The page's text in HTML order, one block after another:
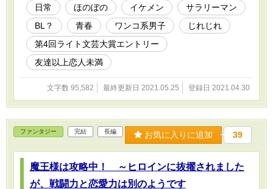
なふたりが紡ぐちょっぴりBLなオフィス青春ス
トーリーです。 ※ほんのりBL風（？）です。苦
手な方はご注意ください。
日常 ほのぼの イケメン
サラリーマン
BL？
青春 ワンコ系男子
じれじれ
第4回ライト文芸大賞エントリー
友達以上恋人未満
文字数 95,582 最終更新日 2021.05.25 登録日 2021.04.30
ファンタジー 完結 長編 お気に入りに追加 39
魔王様は攻略中！ ～ヒロインに抜擢されました
が、戦闘力と恋愛力は別のようです